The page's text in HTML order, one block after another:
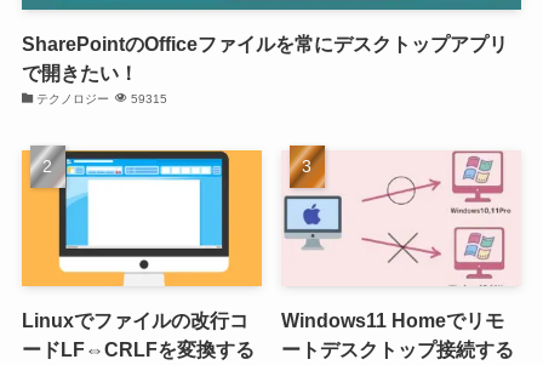
SharePointのOfficeファイルを常にデスクトップアプリ
で開きたい！
テクノロジー 59315
Linuxでファイルの改行コ
ードLF⇔CRLFを変換する
Windows11 Homeでリモ
ートデスクトップ接続する